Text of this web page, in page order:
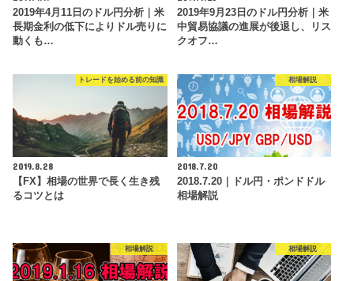
2019年4月11日のドル円分析｜米
長期金利の低下によりドル売りに
動くも…
2019年9月23日のドル円分析｜米
中貿易協議の進展が後退し、リス
クオフ…
トレードを始める前の知識
2019.8.28
【FX】相場の世界で長く生き残
るコツとは
相場解説
2018.7.20
2018.7.20｜ドル円・ポンドドル
相場解説
相場解説 相場解説